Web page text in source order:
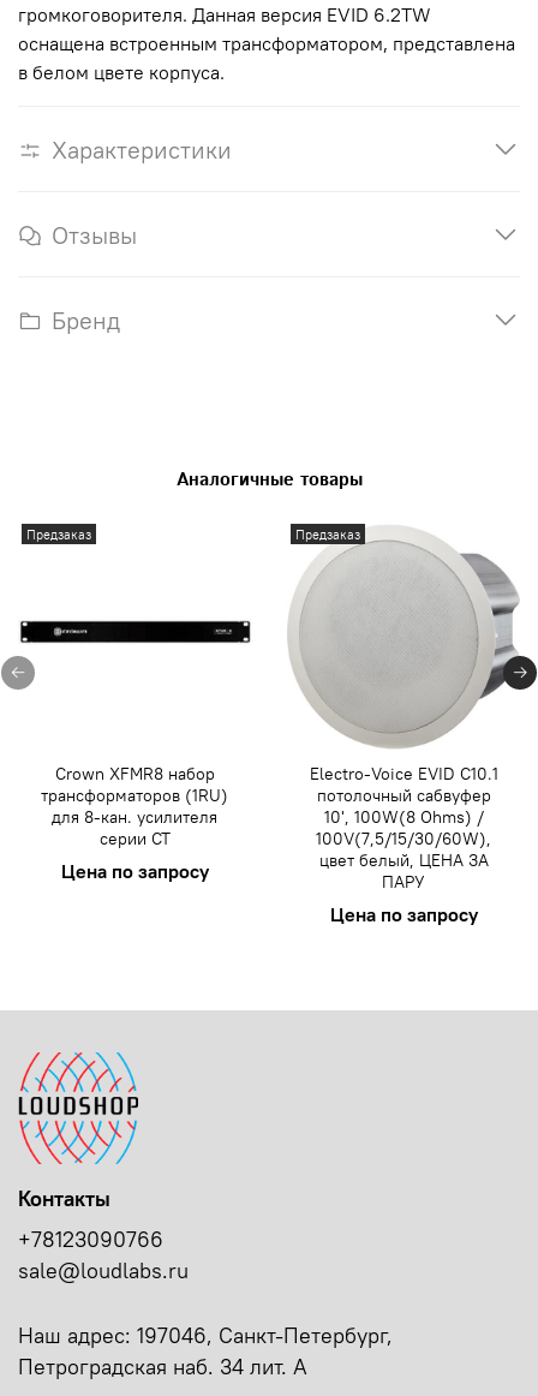
громкоговорителя. Данная версия EVID 6.2TW
оснащена встроенным трансформатором, представлена
в белом цвете корпуса.
Характеристики
Отзывы
Бренд
Аналогичные товары
Предзаказ
Crown XFMR8 набор
трансформаторов (1RU)
для 8-кан. усилителя
серии CT
Цена по запросу
Предзаказ
Electro-Voice EVID C10.1
потолочный сабвуфер
10', 100W(8 Ohms) /
100V(7,5/15/30/60W),
цвет белый, ЦЕНА ЗА
ПАРУ
Цена по запросу
Контакты
+78123090766
sale@loudlabs.ru
Наш адрес: 197046, Санкт-Петербург,
Петроградская наб. 34 лит. А